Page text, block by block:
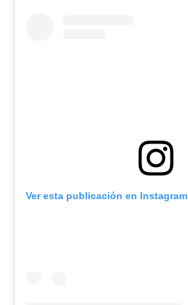
Ver esta publicación en Instagram